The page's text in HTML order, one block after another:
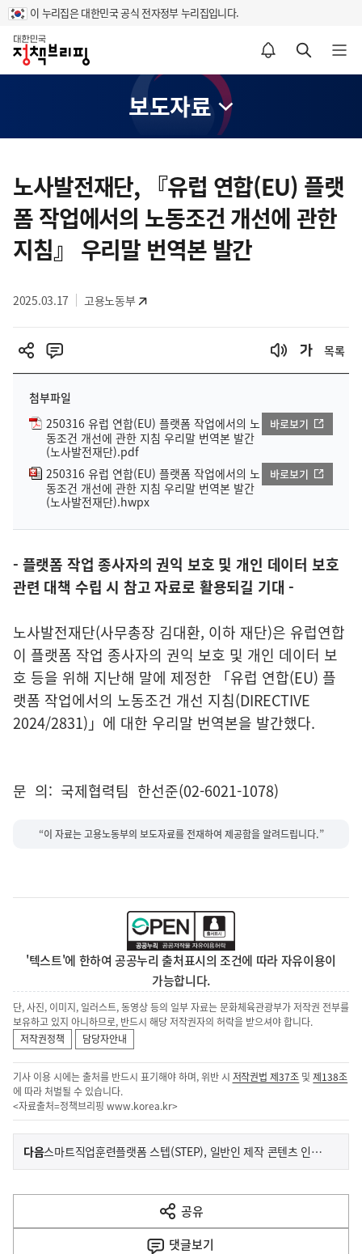
이 누리집은 대한민국 공식 전자정부 누리집입니다.
홈
알림설정 바로가기 검색 바로가기 메뉴 열기
보도자료
텐
츠
영
역
노사발전재단, 『유럽 연합(EU) 플랫
폼 작업에서의 노동조건 개선에 관한
지침』 우리말 번역본 발간
2025.03.17 고용노동부
목록
첨부파일
250316 유럽 연합(EU) 플랫폼 작업에서의 노
동조건 개선에 관한 지침 우리말 번역본 발간
(노사발전재단).pdf
바로보기
250316 유럽 연합(EU) 플랫폼 작업에서의 노
동조건 개선에 관한 지침 우리말 번역본 발간
(노사발전재단).hwpx
바로보기
- 플랫폼 작업 종사자의 권익 보호 및 개인 데이터 보호
관련 대책 수립 시 참고 자료로 활용되길 기대 -
노사발전재단(사무총장 김대환, 이하 재단)은 유럽연합
이 플랫폼 작업 종사자의 권익 보호 및 개인 데이터 보
호 등을 위해 지난해 말에 제정한 「유럽 연합(EU) 플
랫폼 작업에서의 노동조건 개선 지침(DIRECTIVE
2024/2831)」에 대한 우리말 번역본을 발간했다.
문 의: 국제협력팀 한선준(02-6021-1078)
“이 자료는 고용노동부의 보도자료를 전재하여 제공함을 알려드립니다.”
'텍스트'에 한하여 공공누리 출처표시의 조건에 따라 자유이용이
가능합니다.
단, 사진, 이미지, 일러스트, 동영상 등의 일부 자료는 문화체육관광부가 저작권 전부를
보유하고 있지 아니하므로, 반드시 해당 저작권자의 허락을 받으셔야 합니다.
저작권정책
담당자안내
기사 이용 시에는 출처를 반드시 표기해야 하며, 위반 시 저작권법 제37조 및제138조
에 따라 처벌될 수 있습니다.
<자료출처=정책브리핑 www.korea.kr>
이
전
다
음
다음기
스마트직업훈련플랫폼 스텝(STEP), 일반인 제작 콘텐츠 인기몰이
공유
열
기
댓글보기